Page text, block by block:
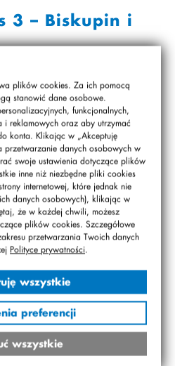
plików cookies. Za ich pomocą
stanowić dane osobowe.
funkcjonalnych,
i reklamowych oraz aby utrzymać
konta. Klikając w „Akceptuję
przetwarzanie danych osobowych w
swoje ustawienia dotyczące plików
inne niż niezbędne pliki cookies
internetowej, które jednak nie
danych osobowych), klikając w
że w każdej chwili, możesz
plików cookies. Szczegółowe
przetwarzania Twoich danych
Polityce prywatności.
wszystkie
preferencji
wszystkie
3 – Biskupin i
trzecich wyjechali na
udział w XXX Festynie
i odwiedzili przepiękny Toruń.
wspomnieniami, pysznymi
i pracy.